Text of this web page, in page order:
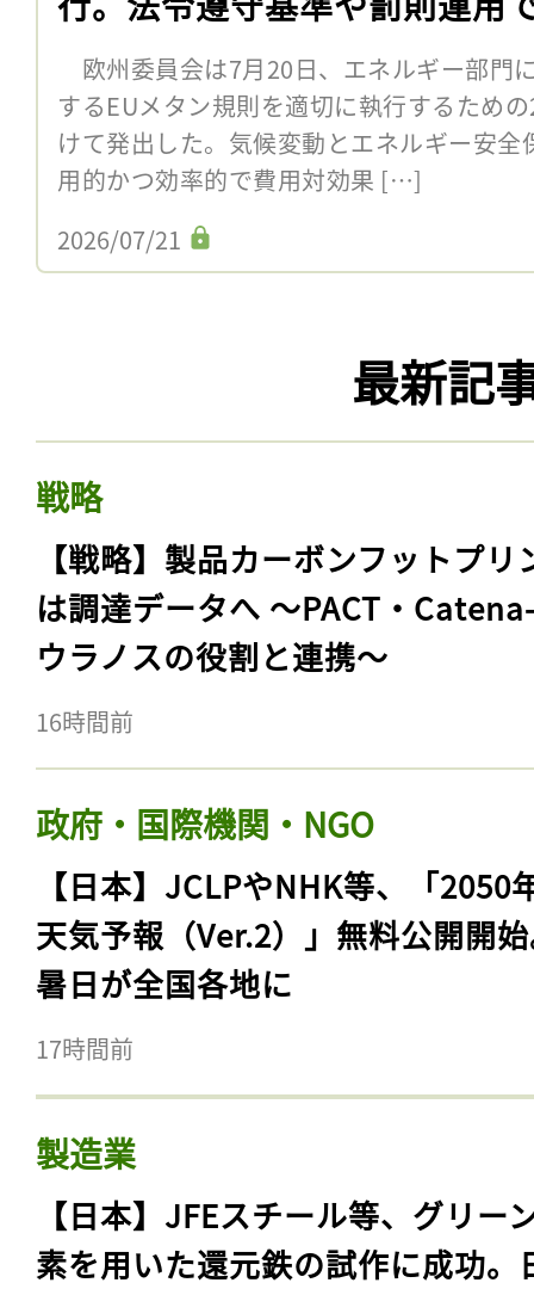
欧州委員会は7月20日、エネルギー部門
するEUメタン規則を適切に執行するため
けて発出した。気候変動とエネルギー安
用的かつ効率的で費用対効果 […]
2026/07/21
最新記
戦略
【戦略】製品カーボンフットプリ
は調達データへ 〜PACT・
ウラノスの役割と連携〜
16時間前
政府・国際機関・NGO
【日本】JCLPやNHK等、「2050
天気予報（Ver.2）」無料公開開
暑日が全国各地に
17時間前
製造業
【日本】JFEスチール等、グリー
素を用いた還元鉄の試作に成功。